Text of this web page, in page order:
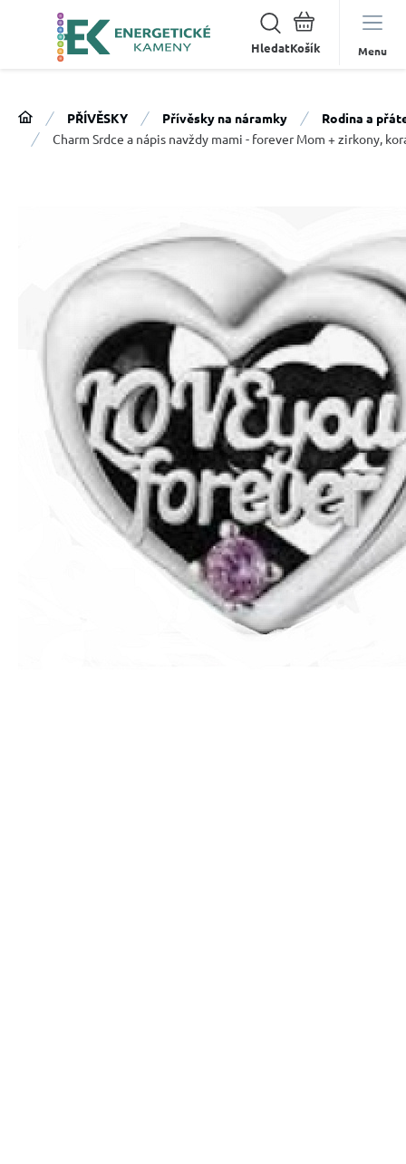
Hledat Menu
PŘÍVĚSKY Přívěsky na náramky
Rodina a
Charm Srdce a nápis navždy mami - forever Mom + zirkony,